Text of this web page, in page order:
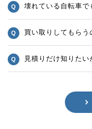
壊れている自転車で
買い取りしてもらう
見積りだけ知りた